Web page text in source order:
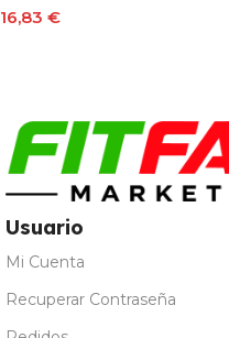
16,83 €
Usuario
Mi Cuenta
Recuperar Contraseña